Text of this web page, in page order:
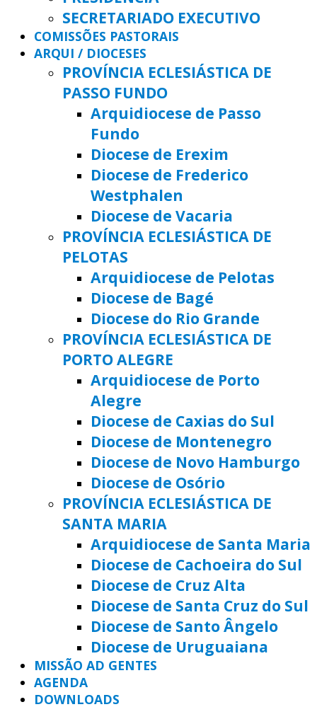
SECRETARIADO EXECUTIVO
COMISSÕES PASTORAIS
ARQUI / DIOCESES
PROVÍNCIA ECLESIÁSTICA DE
PASSO FUNDO
Arquidiocese de Passo
Fundo
Diocese de Erexim
Diocese de Frederico
Westphalen
Diocese de Vacaria
PROVÍNCIA ECLESIÁSTICA DE
PELOTAS
Arquidiocese de Pelotas
Diocese de Bagé
Diocese do Rio Grande
PROVÍNCIA ECLESIÁSTICA DE
PORTO ALEGRE
Arquidiocese de Porto
Alegre
Diocese de Caxias do Sul
Diocese de Montenegro
Diocese de Novo Hamburgo
Diocese de Osório
PROVÍNCIA ECLESIÁSTICA DE
SANTA MARIA
Arquidiocese de Santa Maria
Diocese de Cachoeira do Sul
Diocese de Cruz Alta
Diocese de Santa Cruz do Sul
Diocese de Santo Ângelo
Diocese de Uruguaiana
MISSÃO AD GENTES
AGENDA
DOWNLOADS